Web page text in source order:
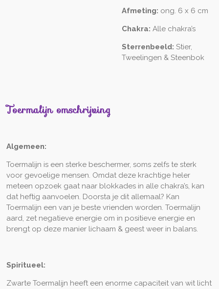
Afmeting: ong. 6 x 6 cm
Chakra: Alle chakra’s
Sterrenbeeld: Stier,
Tweelingen & Steenbok
Toermalijn omschrijving
Algemeen:
Toermalijn is een sterke beschermer, soms zelfs te sterk
voor gevoelige mensen. Omdat deze krachtige heler
meteen opzoek gaat naar blokkades in alle chakra’s, kan
dat heftig aanvoelen. Doorsta je dit allemaal? Kan
Toermalijn een van je beste vrienden worden. Toermalijn
aard, zet negatieve energie om in positieve energie en
brengt op deze manier lichaam & geest weer in balans.
Spiritueel:
Zwarte Toermalijn heeft een enorme capaciteit van wit licht